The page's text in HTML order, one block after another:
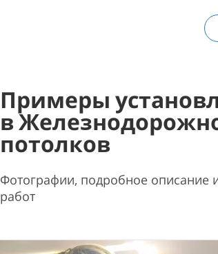
Примеры
в
потолков
Фотографии, подробное описание
работ